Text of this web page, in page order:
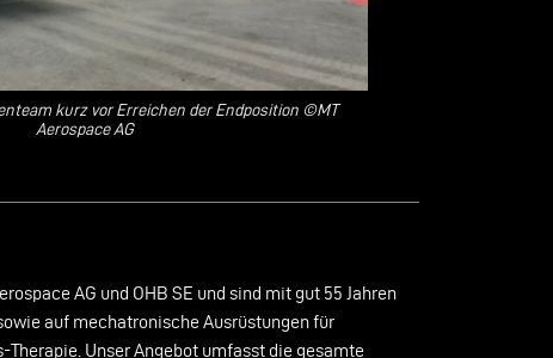
kurz vor Erreichen der Endposition ©MT
Aerospace AG
AG und OHB SE und sind mit gut 55 Jahren
auf mechatronische Ausrüstungen für
Unser Angebot umfasst die gesamte